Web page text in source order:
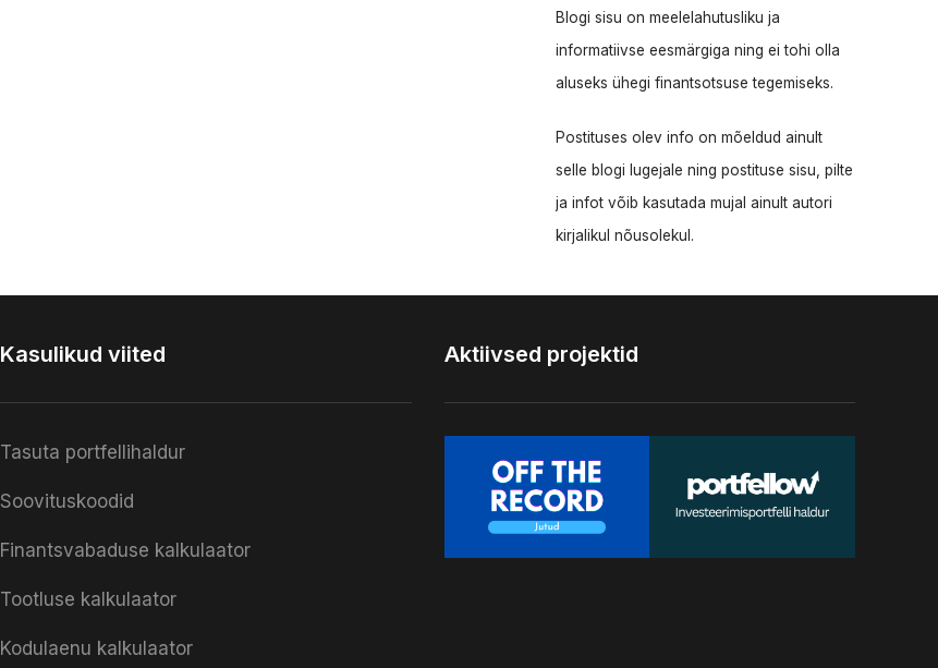
Blogi sisu on meelelahutusliku ja
informatiivse eesmärgiga ning ei tohi olla
aluseks ühegi finantsotsuse tegemiseks.
Postituses olev info on mõeldud ainult
selle blogi lugejale ning postituse sisu, pilte
ja infot võib kasutada mujal ainult autori
kirjalikul nõusolekul.
Kasulikud viited
Tasuta portfellihaldur
Soovituskoodid
Finantsvabaduse kalkulaator
Tootluse kalkulaator
Kodulaenu kalkulaator
Aktiivsed projektid